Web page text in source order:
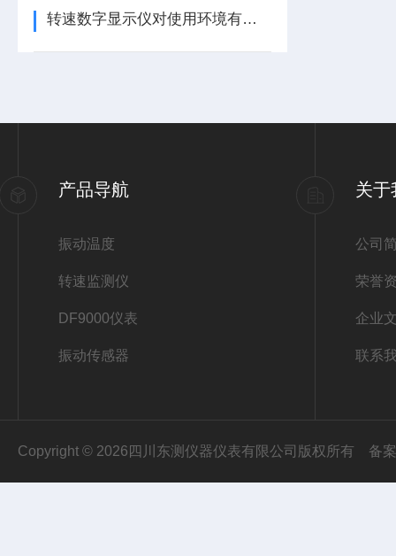
转速数字显示仪对使用环境有哪些要求
产品导航
振动温度
转速监测仪
DF9000仪表
振动传感器
关于
公司
荣誉
企业
联系
Copyright © 2026四川东测仪器仪表有限公司版权所有 备